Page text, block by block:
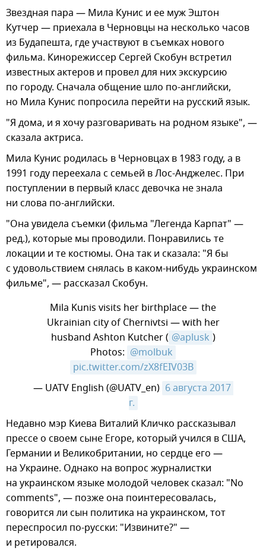
Звездная пара — Мила Кунис и ее муж Эштон
Кутчер — приехала в Черновцы на несколько часов
из Будапешта, где участвуют в съемках нового
фильма. Кинорежиссер Сергей Скобун встретил
известных актеров и провел для них экскурсию
по городу. Сначала общение шло по-английски,
но Мила Кунис попросила перейти на русский язык.
"Я дома, и я хочу разговаривать на родном языке", —
сказала актриса.
Мила Кунис родилась в Черновцах в 1983 году, а в
1991 году переехала с семьей в Лос-Анджелес. При
поступлении в первый класс девочка не знала
ни слова по-английски.
"Она увидела съемки (фильма "Легенда Карпат" —
ред.), которые мы проводили. Понравились те
локации и те костюмы. Она так и сказала: "Я бы
с удовольствием снялась в каком-нибудь украинском
фильме", — рассказал Скобун.
Mila Kunis visits her birthplace — the
Ukrainian city of Chernivtsi — with her
husband Ashton Kutcher ( @aplusk )
Photos: @molbuk
pic.twitter.com/zX8fEIV03B
— UATV English (@UATV_en) 6 августа 2017
г.
​Недавно мэр Киева Виталий Кличко рассказывал
прессе о своем сыне Егоре, который учился в США,
Германии и Великобритании, но сердце его —
на Украине. Однако на вопрос журналистки
на украинском языке молодой человек сказал: "No
comments", — позже она поинтересовалась,
говорится ли сын политика на украинском, тот
переспросил по-русски: "Извините?" —
и ретировался.